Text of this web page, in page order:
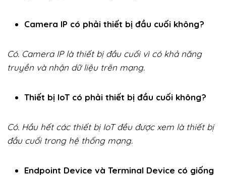
Camera IP có phải thiết bị đầu cuối không?
Có. Camera IP là thiết bị đầu cuối vì có khả năng
truyền và nhận dữ liệu trên mạng.
Thiết bị IoT có phải thiết bị đầu cuối không?
Có. Hầu hết các thiết bị IoT đều được xem là thiết bị
đầu cuối trong hệ thống mạng.
Endpoint Device và Terminal Device có giống